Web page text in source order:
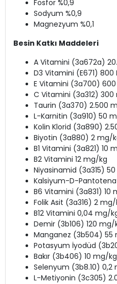
Fosfor %0,9
Sodyum %0,9
Magnezyum %0,1
Besin Katkı Maddeleri
A Vitamini (3a672a)
D3 Vitamini (E671) 800
E Vitamini (3a700)
C Vitamini (3a312)
Taurin (3a370) 2.500
L-Karnitin (3a910) 50
Kolin Klorid (3a890)
Biyotin (3a880) 2 mg/
B1 Vitamini (3a821) 10
B2 Vitamini 12 mg/kg
Niyasinamid (3a315)
Kalsiyum-D-
B6 Vitamini (3a831) 10
Folik Asit (3a316) 2
B12 Vitamini 0,04 mg/
Demir (3b106) 120 mg/
Manganez (3b504) 55
Potasyum İyodüd
Bakır (3b406) 10 mg/kg
Selenyum (3b8.10) 0,2
L-Metiyonin (3c305)